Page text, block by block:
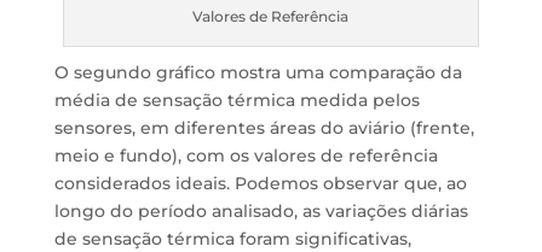
Valores de Referência
O segundo gráfico mostra uma comparação da
média de sensação térmica medida pelos
sensores, em diferentes áreas do aviário (frente,
meio e fundo), com os valores de referência
considerados ideais. Podemos observar que, ao
longo do período analisado, as variações diárias
de sensação térmica foram significativas,